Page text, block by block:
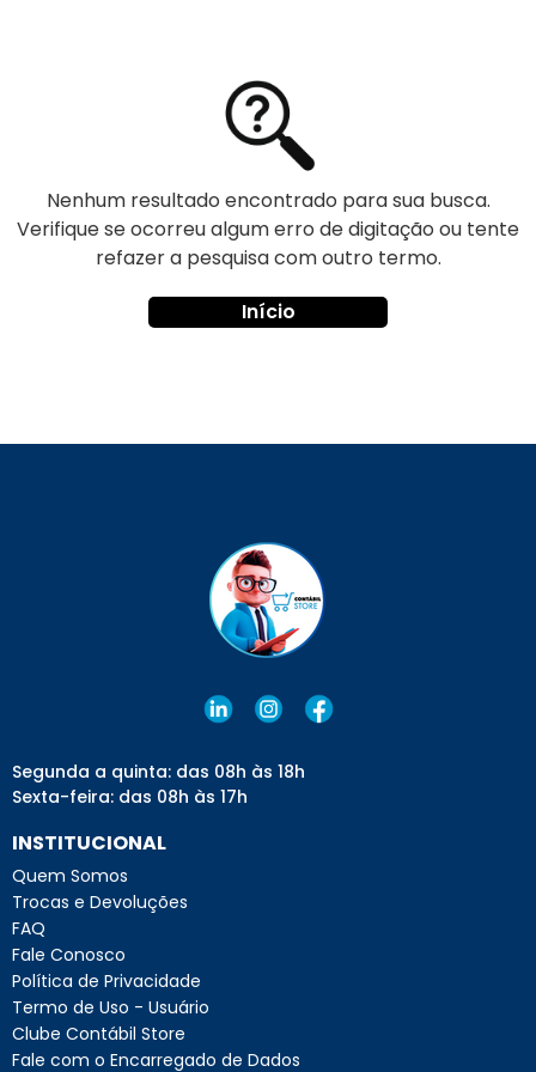
Nenhum resultado encontrado para sua busca.
Verifique se ocorreu algum erro de digitação ou tente
refazer a pesquisa com outro termo.
Início
Segunda a quinta: das 08h às 18h
Sexta-feira: das 08h às 17h
INSTITUCIONAL
Quem Somos
Trocas e Devoluções
FAQ
Fale Conosco
Política de Privacidade
Termo de Uso - Usuário
Clube Contábil Store
Fale com o Encarregado de Dados